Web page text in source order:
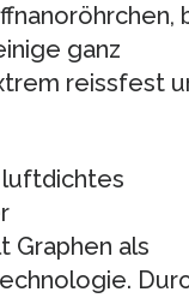
ganz
reissfest
luftdichtes
Graphen als